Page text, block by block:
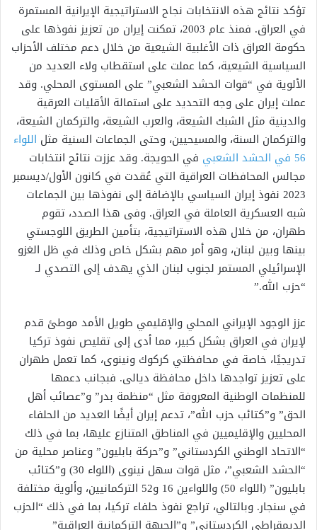
تؤكد نتائج هذه الانتخابات نجاح الاستراتيجية الإيرانية المستمرة
في العراق. فمنذ عام 2003، تمكنت إيران من تعزيز نفوذها على
حكومة العراق ذات الأغلبية الشيعية من خلال دعم مختلف الأحزاب
السياسية الشيعية، كما عملت على استقطاب ولاء العديد من
الألوية في “قوات الحشد الشعبي” على المستوى المحلي. وقد
عملت إيران على وجه التحديد على استمالة الأقليات العرقية
والدينية مثل الشبك الشيعة، والعرب الشيعة، والتركمان الشيعة،
والتركمان السنة، والمسيحيين، وحتى الجماعات السنية مثل اللواء
56 في الحشد الشعبي
في الحويجة. وقد عززت نتائج انتخابات
مجالس المحافظات العراقية التي عُقدت في كانون الأول/ديسمبر
2023 نفوذ إيران السياسي بالإضافة إلى نفوذها بين الجماعات
شبه العسكرية العاملة في العراق. وفى هذا الصدد، تقوم
طهران، من خلال هذه الاستراتيجية، بتأمين الطريق اللوجستي
بينها وبين لبنان، وهو أمر مهم بشكل خاص وذلك في ظل الغزو
الإسرائيلي المستمر لجنوب لبنان الذي يهدف إلى التصدي لـ
“حزب الله.”
عزز الوجود الإيراني المحلي والإقليمي طويل الأمد موطئ قدم
لإيران في العراق بشكل كبير، مما أدى إلى تقليص نفوذ تركيا
تدريجيًا، خاصة في محافظتي كركوك ونينوى، كما تعمل طهران
على تعزيز تواجدها داخل محافظة ديالى. فبجانب دعمها
للمنظمات الوطنية المعروفة مثل “منظمة بدر” و”عصائب أهل
الحق” و”كتائب حزب الله”، تدعم إيران أيضًا العديد من الحلفاء
المحليين والإقليميين في المناطق المتنازع عليها، بما في ذلك
“الاتحاد الوطني الكردستاني” و”حركة بابليون” وعناصر محلية من
“الحشد الشعبي”، مثل قوات سهل نينوى (اللواء 30) و”كتائب
بابليون” (اللواء 50) واللواءين 16 و52 التركمانيين، وألوية مختلفة
في سنجار. وبالتالي، تراجع نفوذ حلفاء تركيا، بما في ذلك “الحزب
الديمقراطي الكردستاني” و”الجبهة التركمانية العراقية”